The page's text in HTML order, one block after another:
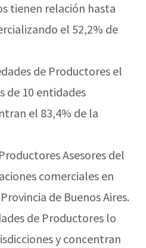
tienen relación hasta
el 52,2% de
de Productores el
de 10 entidades
el 83,4% de la
Asesores del
comerciales en
de Buenos Aires.
de Productores lo
y concentran